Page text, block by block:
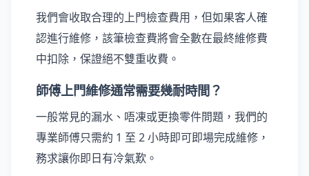
我們會收取合理的上門檢查費用，但如果客人確
認進行維修，該筆檢查費將會全數在最終維修費
中扣除，保證絕不雙重收費。
師傅上門維修通常需要幾耐時間？
一般常見的漏水、唔凍或更換零件問題，我們的
專業師傅只需約 1 至 2 小時即可即場完成維修，
務求讓你即日有冷氣歎。